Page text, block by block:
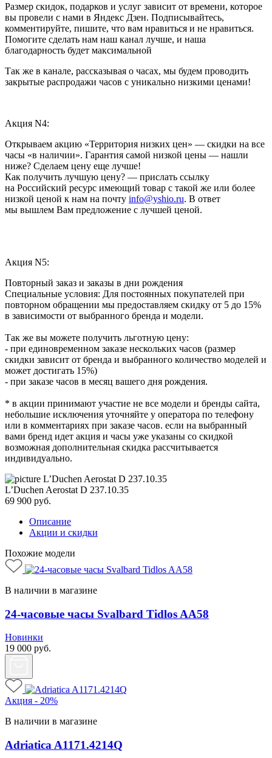
Размер скидок, подарков и услуг зависит от времени, которое
вы провели с нами в Яндекс Дзен. Подписывайтесь,
комментируйте, пишите, что вам нравиться и не нравиться.
Помогите сделать нам наш канал лучше, и наша
благодарность будет максимальной
Так же в канале, рассказывая о часах, мы будем проводить
закрытые распродажи часов с уникально низкими ценами!
Акция N4:
Открываем акцию «Территория низких цен» — скидки на все
часы «в наличии». Гарантия самой низкой цены — нашли
ниже? Сделаем цену еще лучше!
Как получить лучшую цену? — прислать ссылку
на Российский ресурс имеющий товар с такой же или более
низкой ценой к нам на почту info@yshio.ru. В ответ
мы вышлем Вам предложение с лучшей ценой.
Акция N5:
Повторный заказ и заказы в дни рождения
Специальные условия: Для постоянных покупателей при
повторном обращении мы предоставляем скидку от 5 до 15%
в зависимости от выбранного бренда и модели.
Так же вы можете получить льготную цену:
- при единовременном заказе нескольких часов (размер
скидки зависит от бренда и выбранного количество моделей и
может достигать 15%)
- при заказе часов в месяц вашего дня рождения.
* в акции принимают участие не все модели и бренды сайта,
небольшие исключения уточняйте у оператора по телефону
или в комментариях при заказе часов. если на выбранный
вами бренд идет акция и часы уже указаны со скидкой
возможная дополнительная скидка рассчитывается
индивидуально.
L’Duchen Aerostat D 237.10.35
69 900 руб.
Описание
Акции и скидки
Похожие модели
В наличии в магазине
24-часовые часы Svalbard Tidlos AA58
Новинки
19 000 руб.
Акция - 20%
В наличии в магазине
Adriatica A1171.4214Q